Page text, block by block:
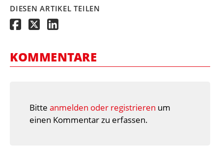
DIESEN ARTIKEL TEILEN
KOMMENTARE
Bitte anmelden oder registrieren um
einen Kommentar zu erfassen.